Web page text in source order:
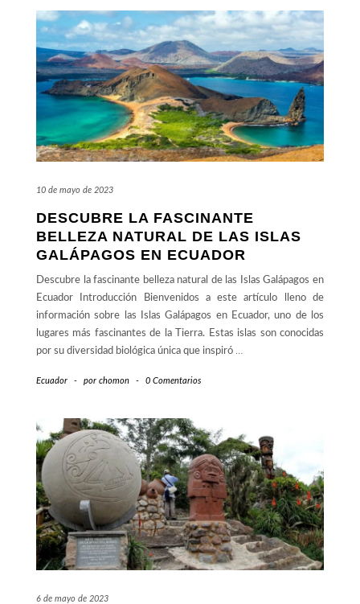
10 de mayo de 2023
DESCUBRE LA FASCINANTE
BELLEZA NATURAL DE LAS ISLAS
GALÁPAGOS EN ECUADOR
Descubre la fascinante belleza natural de las Islas Galápagos en
Ecuador Introducción Bienvenidos a este artículo lleno de
información sobre las Islas Galápagos en Ecuador, uno de los
lugares más fascinantes de la Tierra. Estas islas son conocidas
por su diversidad biológica única que inspiró …
Ecuador - por chomon - 0 Comentarios
6 de mayo de 2023